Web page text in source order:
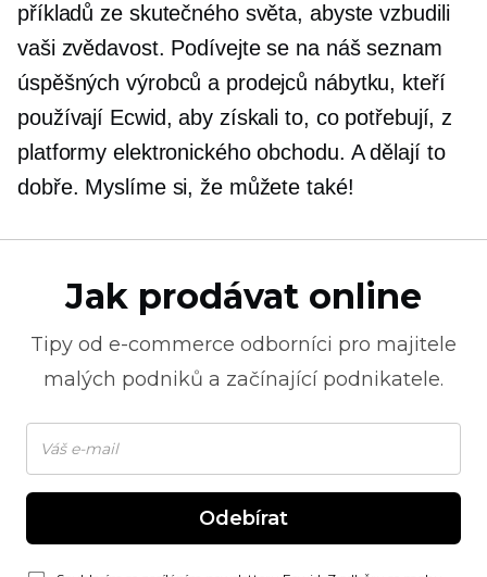
příkladů ze skutečného světa, abyste vzbudili
vaši zvědavost. Podívejte se na náš seznam
úspěšných výrobců a prodejců nábytku, kteří
používají Ecwid, aby získali to, co potřebují, z
platformy elektronického obchodu. A dělají to
dobře. Myslíme si, že můžete také!
Jak prodávat online
Tipy od e-commerce odborníci pro majitele
malých podniků a začínající podnikatele.
Odebírat